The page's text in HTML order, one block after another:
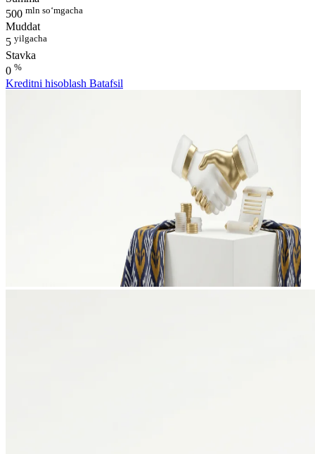
500 mln so‘mgacha
Muddat
5 yilgacha
Stavka
0 %
Kreditni hisoblash Batafsil